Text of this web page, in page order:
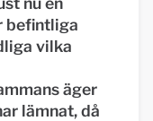
befintliga
vilka
äger
lämnat, då